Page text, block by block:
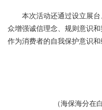
本次活动还通过设立展
众增强诚信理念、规则意识
作为消费者的自我保护意识和
（海保海分在